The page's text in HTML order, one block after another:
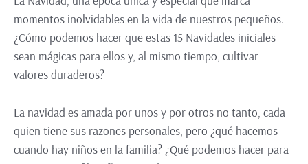
momentos inolvidables en la vida de nuestros pequeños.
¿Cómo podemos hacer que estas 15 Navidades iniciales
sean mágicas para ellos y, al mismo tiempo, cultivar
valores duraderos?
La navidad es amada por unos y por otros no tanto, cada
quien tiene sus razones personales, pero ¿qué hacemos
cuando hay niños en la familia? ¿Qué podemos hacer para